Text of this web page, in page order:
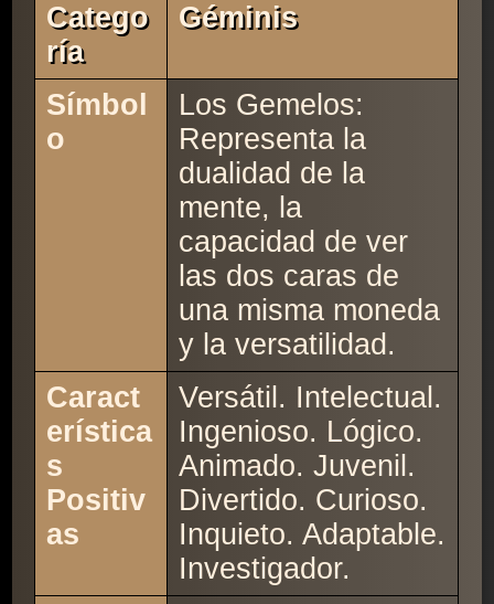
Catego
Ría
Géminis
Símbol
o
Los Gemelos:
Representa la
dualidad de la
mente, la
capacidad de ver
las dos caras de
una misma moneda
y la versatilidad.
Caract
erística
s
Positiv
as
Versátil. Intelectual.
Ingenioso. Lógico.
Animado. Juvenil.
Divertido. Curioso.
Inquieto. Adaptable.
Investigador.